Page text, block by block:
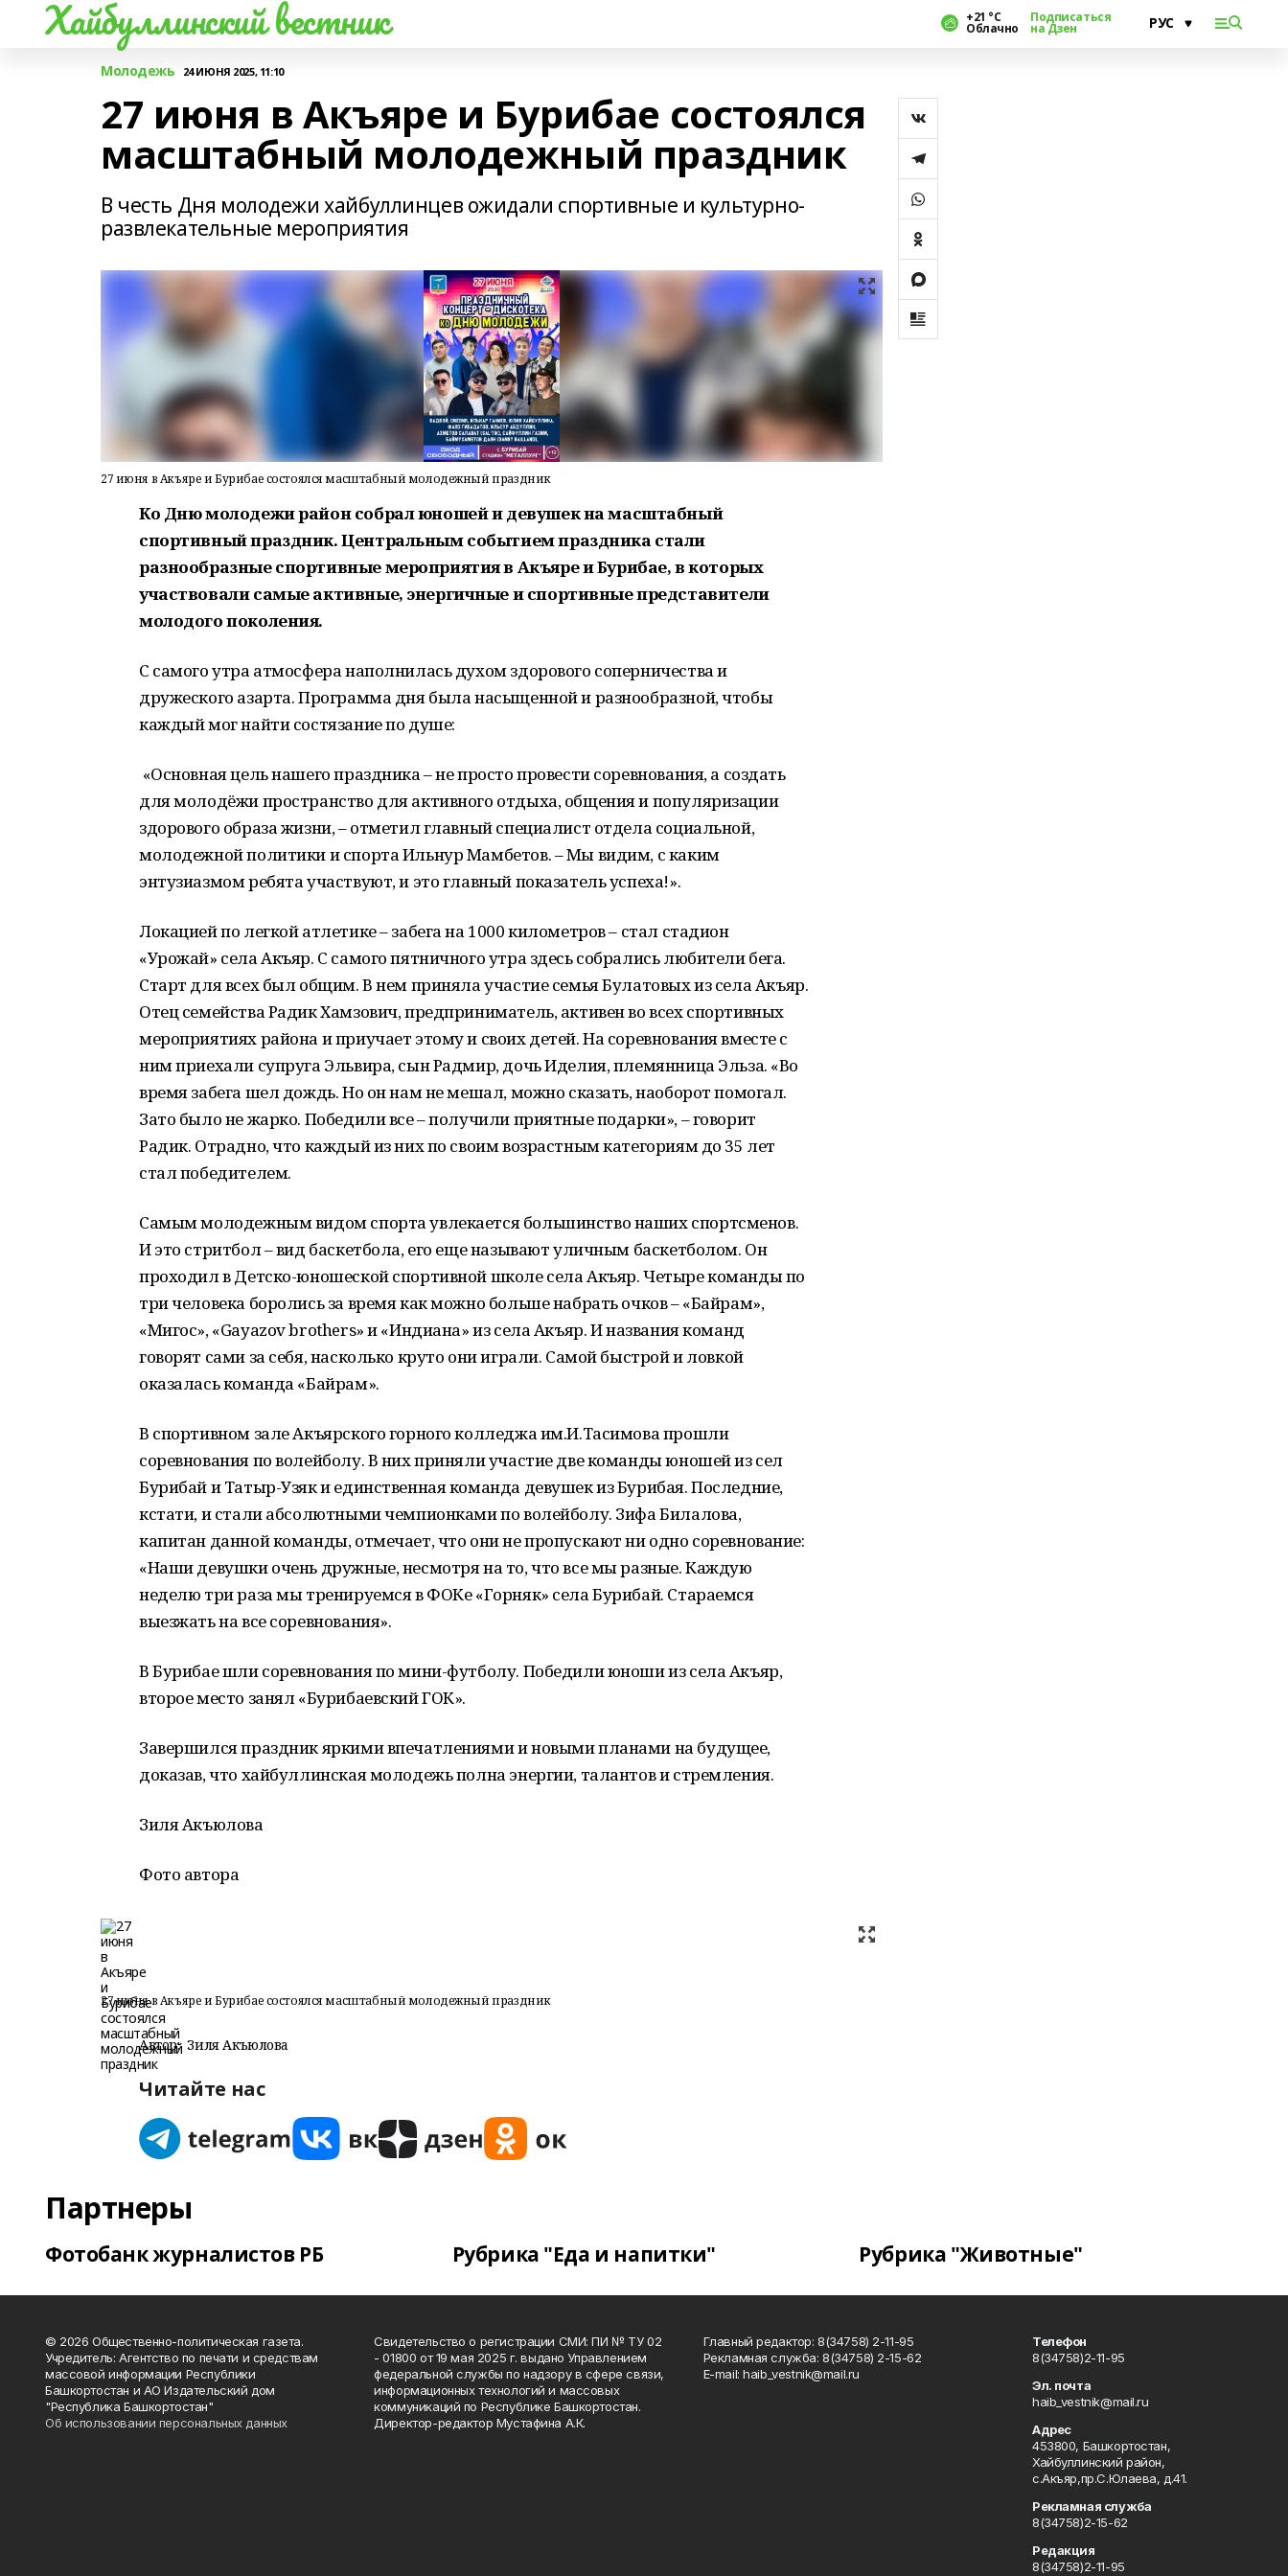
Хайбуллинский вестник +21 °С
Облачно
Подписаться
на Дзен
Молодежь 24 ИЮНЯ 2025, 11:10
27 июня в Акъяре и Бурибае состоялся
масштабный молодежный праздник
В честь Дня молодежи хайбуллинцев ожидали спортивные и культурно-
развлекательные мероприятия
27 июня в Акъяре и Бурибае состоялся масштабный молодежный праздник
Ко Дню молодежи район собрал юношей и девушек на масштабный
спортивный праздник. Центральным событием праздника стали
разнообразные спортивные мероприятия в Акъяре и Бурибае, в которых
участвовали самые активные, энергичные и спортивные представители
молодого поколения.
С самого утра атмосфера наполнилась духом здорового соперничества и
дружеского азарта. Программа дня была насыщенной и разнообразной, чтобы
каждый мог найти состязание по душе:
«Основная цель нашего праздника – не просто провести соревнования, а создать
для молодёжи пространство для активного отдыха, общения и популяризации
здорового образа жизни, – отметил главный специалист отдела социальной,
молодежной политики и спорта Ильнур Мамбетов. – Мы видим, с каким
энтузиазмом ребята участвуют, и это главный показатель успеха!».
Локацией по легкой атлетике – забега на 1000 километров – стал стадион
«Урожай» села Акъяр. С самого пятничного утра здесь собрались любители бега.
Старт для всех был общим. В нем приняла участие семья Булатовых из села Акъяр.
Отец семейства Радик Хамзович, предприниматель, активен во всех спортивных
мероприятиях района и приучает этому и своих детей. На соревнования вместе с
ним приехали супруга Эльвира, сын Радмир, дочь Иделия, племянница Эльза. «Во
время забега шел дождь. Но он нам не мешал, можно сказать, наоборот помогал.
Зато было не жарко. Победили все – получили приятные подарки», – говорит
Радик. Отрадно, что каждый из них по своим возрастным категориям до 35 лет
стал победителем.
Самым молодежным видом спорта увлекается большинство наших спортсменов.
И это стритбол – вид баскетбола, его еще называют уличным баскетболом. Он
проходил в Детско-юношеской спортивной школе села Акъяр. Четыре команды по
три человека боролись за время как можно больше набрать очков – «Байрам»,
«Мигос», «Gayazov brothers» и «Индиана» из села Акъяр. И названия команд
говорят сами за себя, насколько круто они играли. Самой быстрой и ловкой
оказалась команда «Байрам».
В спортивном зале Акъярского горного колледжа им.И.Тасимова прошли
соревнования по волейболу. В них приняли участие две команды юношей из сел
Бурибай и Татыр-Узяк и единственная команда девушек из Бурибая. Последние,
кстати, и стали абсолютными чемпионками по волейболу. Зифа Билалова,
капитан данной команды, отмечает, что они не пропускают ни одно соревнование:
«Наши девушки очень дружные, несмотря на то, что все мы разные. Каждую
неделю три раза мы тренируемся в ФОКе «Горняк» села Бурибай. Стараемся
выезжать на все соревнования».
В Бурибае шли соревнования по мини-футболу. Победили юноши из села Акъяр,
второе место занял «Бурибаевский ГОК».
Завершился праздник яркими впечатлениями и новыми планами на будущее,
доказав, что хайбуллинская молодежь полна энергии, талантов и стремления.
Зиля Акъюлова
Фото автора
27 июня в Акъяре и Бурибае состоялся масштабный молодежный праздник
Автор: Зиля Акъюлова
Читайте нас
Партнеры
Фотобанк журналистов РБ Рубрика "Еда и напитки" Рубрика "Животные"
© 2026 Общественно-политическая газета.
Учредитель: Агентство по печати и средствам
массовой информации Республики
Башкортостан и АО Издательский дом
"Республика Башкортостан"
Об использовании персональных данных
Свидетельство о регистрации СМИ: ПИ № ТУ 02
- 01800 от 19 мая 2025 г. выдано Управлением
федеральной службы по надзору в сфере связи,
информационных технологий и массовых
коммуникаций по Республике Башкортостан.
Директор-редактор Мустафина А.К.
Главный редактор: 8(34758) 2-11-95
Рекламная служба: 8(34758) 2-15-62
Е-mаil: haib_vestnik@mail.ru
Телефон
8(34758)2-11-95
Эл. почта
haib_vestnik@mail.ru
Адрес
453800, Башкортостан,
Хайбуллинский район,
с.Акъяр,пр.С.Юлаева, д.41.
Рекламная служба
8(34758)2-15-62
Редакция
8(34758)2-11-95